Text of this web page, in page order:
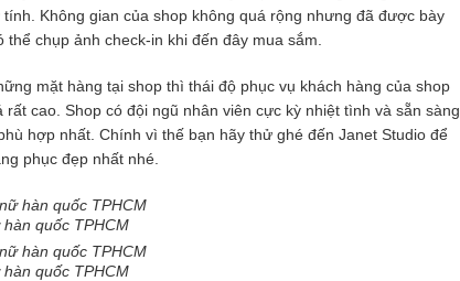
Không gian của shop không quá rộng nhưng đã được bày
chụp ảnh check-in khi đến đây mua sắm.
mặt hàng tại shop thì thái độ phục vụ khách hàng của shop
cao. Shop có đội ngũ nhân viên cực kỳ nhiệt tình và sẵn sàng
hợp nhất. Chính vì thế bạn hãy thử ghé đến Janet Studio để
phục đẹp nhất nhé.
quốc TPHCM
quốc TPHCM